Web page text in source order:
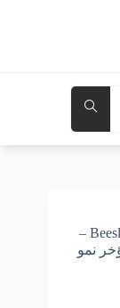
Beesline Whitening Deodorant Hair Delaying 50Ml –
نمو